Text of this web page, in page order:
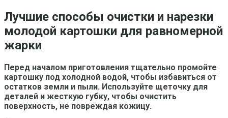
Лучшие способы очистки и нарезки
молодой картошки для равномерной
жарки
Перед началом приготовления тщательно промойте
картошку под холодной водой, чтобы избавиться от
остатков земли и пыли. Используйте щеточку для
деталей и жесткую губку, чтобы очистить
поверхность, не повреждая кожицу.